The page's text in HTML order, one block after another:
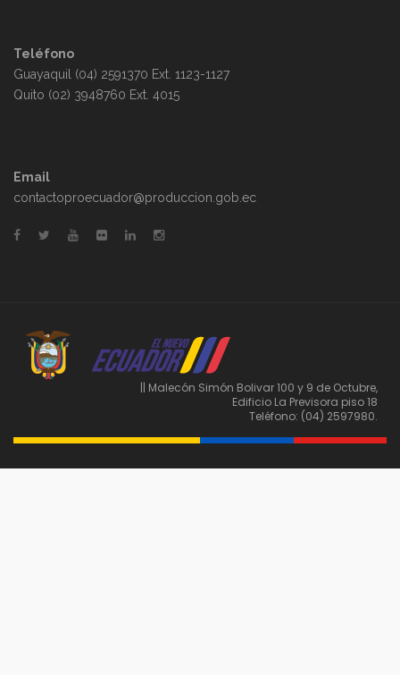
Teléfono
Guayaquil (04) 2591370 Ext. 1123-1127
Quito (02) 3948760 Ext. 4015
Email
contactoproecuador@produccion.gob.ec
|| Malecón Simón Bolivar 100 y 9 de Octubre,
Edificio La Previsora piso 18
Teléfono: (04) 2597980.